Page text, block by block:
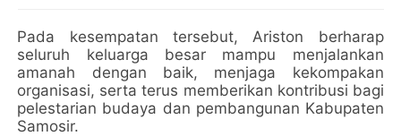
Pada kesempatan tersebut, Ariston berharap
seluruh keluarga besar mampu menjalankan
amanah dengan baik, menjaga kekompakan
organisasi, serta terus memberikan kontribusi bagi
pelestarian budaya dan pembangunan Kabupaten
Samosir.